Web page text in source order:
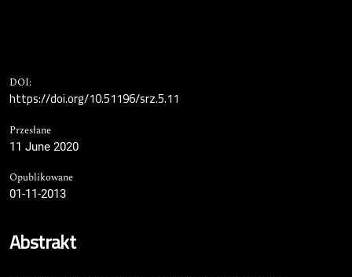
DOI:
https://doi.org/10.51196/srz.5.11
Przesłane
11 June 2020
Opublikowane
01-11-2013
Abstrakt